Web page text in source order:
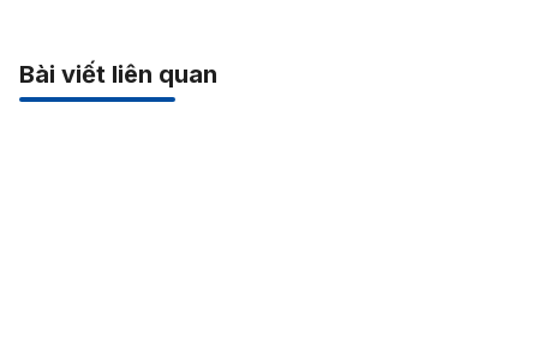
Bài viết liên quan